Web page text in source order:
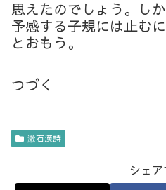
思えたのでしょう。し
予感する子規には止む
とおもう。
つづく
漱石漢詩
シェア